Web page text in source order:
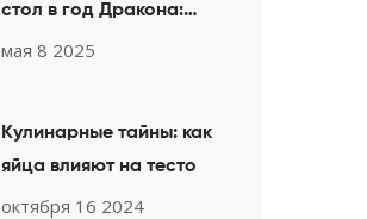
стол в год Дракона:
важные правила для
мая 8 2025
Кулинарные тайны: как
яйца влияют на тесто
октября 16 2024